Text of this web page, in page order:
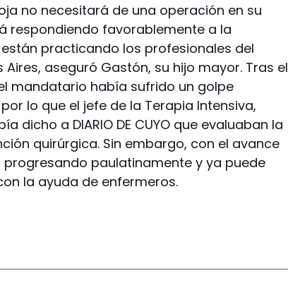
no necesitará de una operación en su
respondiendo favorablemente a la
practicando los profesionales del
aseguró Gastón, su hijo mayor. Tras el
mandatario había sufrido un golpe
lo que el jefe de la Terapia Intensiva,
dicho a DIARIO DE CUYO que evaluaban la
quirúrgica. Sin embargo, con el avance
paulatinamente y ya puede
la ayuda de enfermeros.